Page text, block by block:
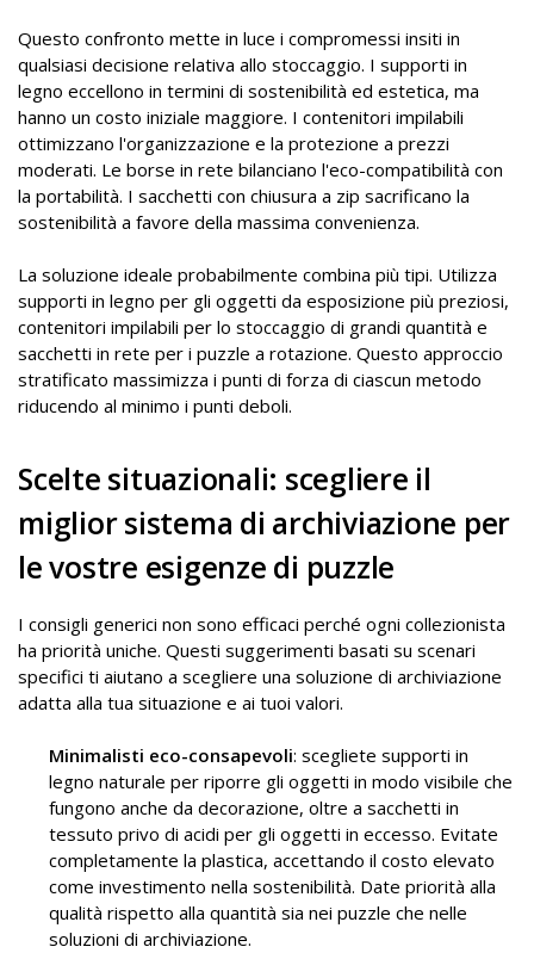
Questo confronto mette in luce i compromessi insiti in
qualsiasi decisione relativa allo stoccaggio. I supporti in
legno eccellono in termini di sostenibilità ed estetica, ma
hanno un costo iniziale maggiore. I contenitori impilabili
ottimizzano l'organizzazione e la protezione a prezzi
moderati. Le borse in rete bilanciano l'eco-compatibilità con
la portabilità. I sacchetti con chiusura a zip sacrificano la
sostenibilità a favore della massima convenienza.
La soluzione ideale probabilmente combina più tipi. Utilizza
supporti in legno per gli oggetti da esposizione più preziosi,
contenitori impilabili per lo stoccaggio di grandi quantità e
sacchetti in rete per i puzzle a rotazione. Questo approccio
stratificato massimizza i punti di forza di ciascun metodo
riducendo al minimo i punti deboli.
Scelte situazionali: scegliere il
miglior sistema di archiviazione per
le vostre esigenze di puzzle
I consigli generici non sono efficaci perché ogni collezionista
ha priorità uniche. Questi suggerimenti basati su scenari
specifici ti aiutano a scegliere una soluzione di archiviazione
adatta alla tua situazione e ai tuoi valori.
Minimalisti eco-consapevoli: scegliete supporti in
legno naturale per riporre gli oggetti in modo visibile che
fungono anche da decorazione, oltre a sacchetti in
tessuto privo di acidi per gli oggetti in eccesso. Evitate
completamente la plastica, accettando il costo elevato
come investimento nella sostenibilità. Date priorità alla
qualità rispetto alla quantità sia nei puzzle che nelle
soluzioni di archiviazione.